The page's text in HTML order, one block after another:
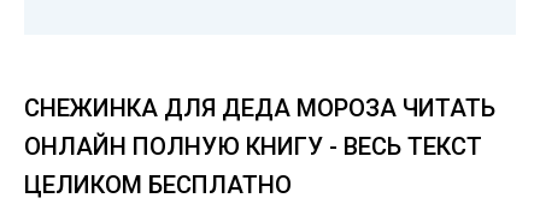
СНЕЖИНКА ДЛЯ ДЕДА МОРОЗА ЧИТАТЬ
ОНЛАЙН ПОЛНУЮ КНИГУ - ВЕСЬ ТЕКСТ
ЦЕЛИКОМ БЕСПЛАТНО